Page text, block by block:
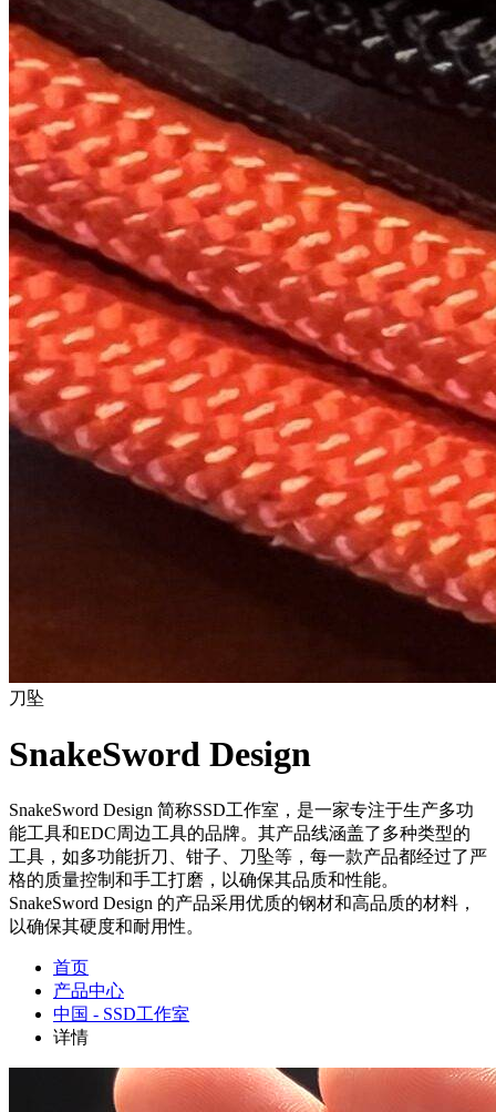
刀坠
SnakeSword Design
SnakeSword Design 简称SSD工作室，是一家专注于生产多功
能工具和EDC周边工具的品牌。其产品线涵盖了多种类型的
工具，如多功能折刀、钳子、刀坠等，每一款产品都经过了严
格的质量控制和手工打磨，以确保其品质和性能。
SnakeSword Design 的产品采用优质的钢材和高品质的材料，
以确保其硬度和耐用性。
首页
产品中心
中国 - SSD工作室
详情